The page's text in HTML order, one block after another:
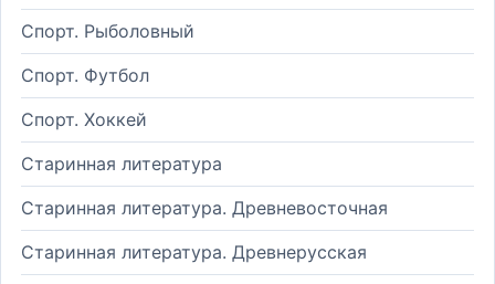
Спорт. Рыболовный
Спорт. Футбол
Спорт. Хоккей
Старинная литература
Старинная литература. Древневосточная
Старинная литература. Древнерусская